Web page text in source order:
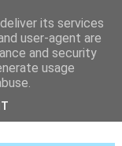
its services
user-agent are
and security
usage